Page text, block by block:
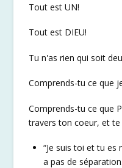
Tout est UN!
Tout est DIEU!
Tu n'as rien qui soit
Comprends-tu ce que
Comprends-tu ce que
travers ton coeur, et te
“Je suis toi et tu es
a pas de